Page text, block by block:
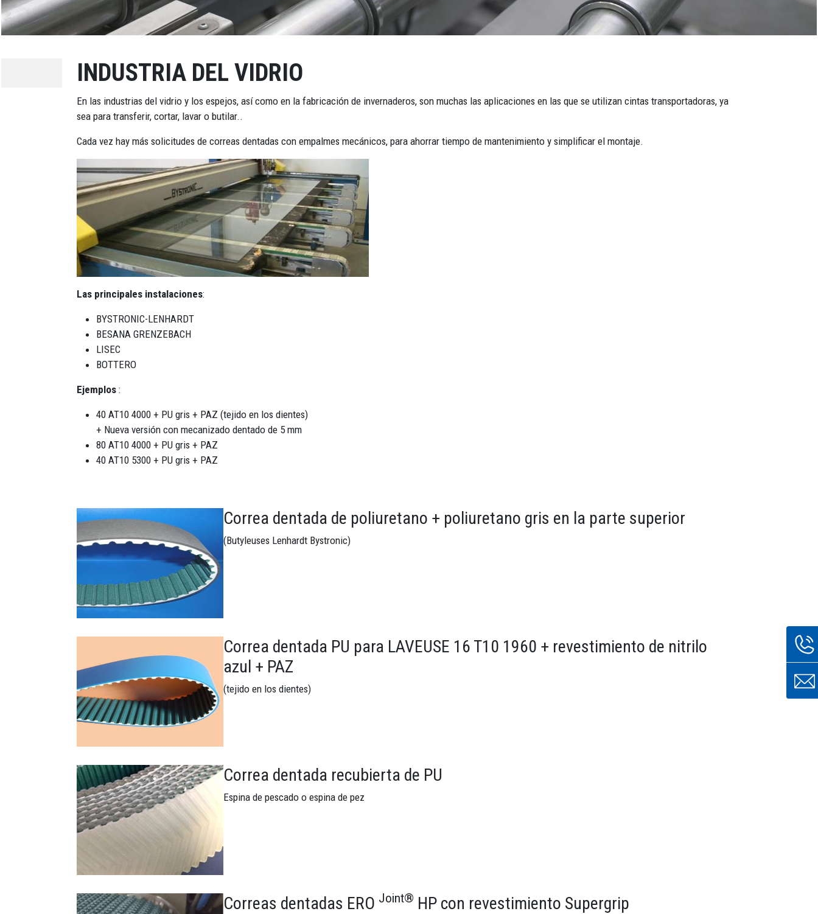
INDUSTRIA DEL VIDRIO
En las industrias del vidrio y los espejos, así como en la fabricación de invernaderos, son muchas las aplicaciones en las que se utilizan cintas transportadoras, ya
sea para transferir, cortar, lavar o butilar..
Cada vez hay más solicitudes de correas dentadas con empalmes mecánicos, para ahorrar tiempo de mantenimiento y simplificar el montaje.
Imagen
Las principales instalaciones:
BYSTRONIC-LENHARDT
BESANA GRENZEBACH
LISEC
BOTTERO
Ejemplos :
40 AT10 4000 + PU gris + PAZ (tejido en los dientes)
+ Nueva versión con mecanizado dentado de 5 mm
80 AT10 4000 + PU gris + PAZ
40 AT10 5300 + PU gris + PAZ
Imagen Correa dentada de poliuretano + poliuretano gris en la parte superior
(Butyleuses Lenhardt Bystronic)
Correa dentada PU para LAVEUSE 16 T10 1960 + revestimiento de nitrilo
azul + PAZ
(tejido en los dientes)
Imagen Correa dentada recubierta de PU
Espina de pescado o espina de pez
Imagen Correas dentadas ERO Joint® HP con revestimiento Supergrip